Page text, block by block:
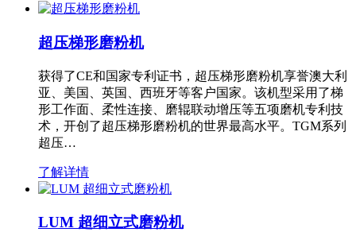
超压梯形磨粉机
获得了CE和国家专利证书，超压梯形磨粉机享誉澳大利
亚、美国、英国、西班牙等客户国家。该机型采用了梯
形工作面、柔性连接、磨辊联动增压等五项磨机专利技
术，开创了超压梯形磨粉机的世界最高水平。TGM系列
超压…
了解详情
LUM 超细立式磨粉机